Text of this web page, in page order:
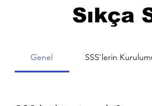
Sıkça
Genel SSS'lerin